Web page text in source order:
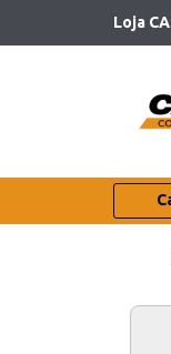
Loja